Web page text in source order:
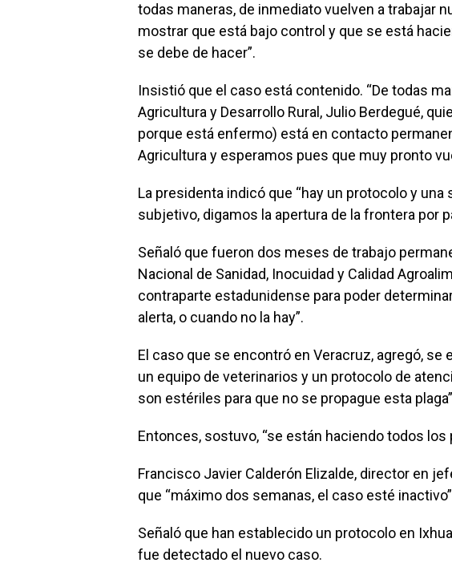
todas maneras, de inmediato vuelven a trabajar
mostrar que está bajo control y que se está
se debe de hacer”.
Insistió que el caso está contenido. “De todas
Agricultura y Desarrollo Rural, Julio Berdegué,
porque está enfermo) está en contacto
Agricultura y esperamos pues que muy pronto
La presidenta indicó que “hay un protocolo y
subjetivo, digamos la apertura de la frontera por
Señaló que fueron dos meses de trabajo
Nacional de Sanidad, Inocuidad y Calidad
contraparte estadunidense para poder
alerta, o cuando no la hay”.
El caso que se encontró en Veracruz, agregó,
un equipo de veterinarios y un protocolo de
son estériles para que no se propague esta
Entonces, sostuvo, “se están haciendo todos los
Francisco Javier Calderón Elizalde, director en
que “máximo dos semanas, el caso esté
Señaló que han establecido un protocolo en
fue detectado el nuevo caso.